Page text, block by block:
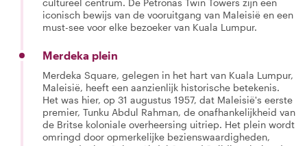
cultureel centrum. De Petronas Twin Towers zijn een
iconisch bewijs van de vooruitgang van Maleisië en een
must-see voor elke bezoeker van Kuala Lumpur.
Merdeka plein
Merdeka Square, gelegen in het hart van Kuala Lumpur,
Maleisië, heeft een aanzienlijk historische betekenis.
Het was hier, op 31 augustus 1957, dat Maleisië's eerste
premier, Tunku Abdul Rahman, de onafhankelijkheid van
de Britse koloniale overheersing uitriep. Het plein wordt
omringd door opmerkelijke bezienswaardigheden,